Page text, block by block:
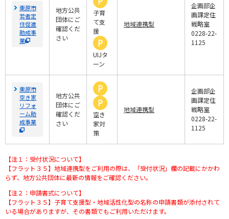
栗原市
若者定
住促進
助成事
業
地方公共
団体にご
確認くだ
さい
子育
て支
援
UIJタ
ーン
地域連携型
企画部企
画課定住
戦略室
0228-22-
1125
栗原市
空き家
リフォ
ーム助
成事業
地方公共
団体にご
確認くだ
さい
空き
家対
策
地域連携型
企画部企
画課定住
戦略室
0228-22-
1125
【注１：受付状況について】
【フラット３５】地域連携型をご利用の際は、「受付状況」欄の記載にかかわ
らず、地方公共団体に最新の情報をご確認ください。
【注２：申請書式について】
【フラット３５】子育て支援型・地域活性化型の名称の申請書類が添付されて
いる場合がありますが、その書類でもご利用いただけます。